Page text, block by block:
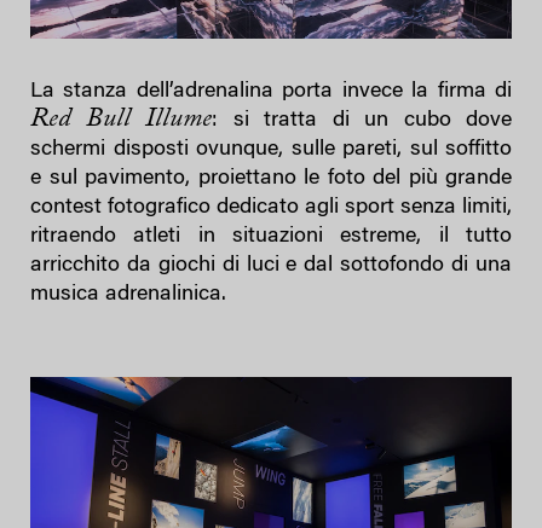
La stanza dell’adrenalina porta invece la firma di
Red Bull Illume: si tratta di un cubo dove
schermi disposti ovunque, sulle pareti, sul soffitto
e sul pavimento, proiettano le foto del più grande
contest fotografico dedicato agli sport senza limiti,
ritraendo atleti in situazioni estreme, il tutto
arricchito da giochi di luci e dal sottofondo di una
musica adrenalinica.